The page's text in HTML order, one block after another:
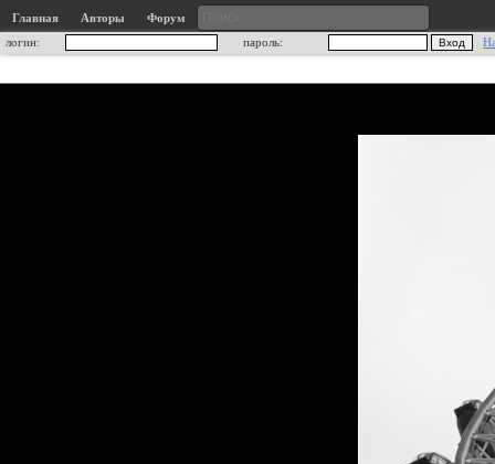
Главная Авторы
Форум
логин:
пароль: